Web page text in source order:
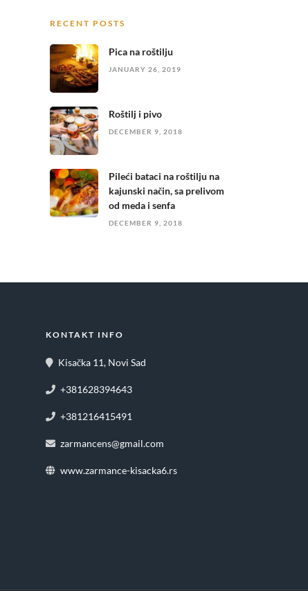
RECENT POSTS
Pica na roštilju
JANUARY 26, 2019
Roštilj i pivo
DECEMBER 9, 2018
Pileći bataci na roštilju na
kajunski način, sa prelivom
od meda i senfa
DECEMBER 9, 2018
KONTAKT INFO
Kisačka 11, Novi Sad
+381628394643
+381216415491
zarmancens@gmail.com
www.zarmance-kisacka6.rs